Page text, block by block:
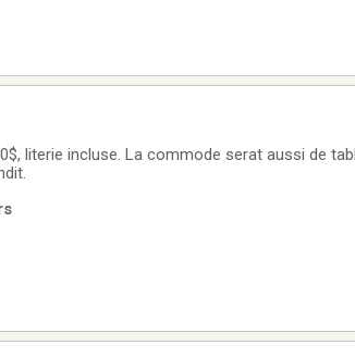
literie incluse. La commode serat aussi de